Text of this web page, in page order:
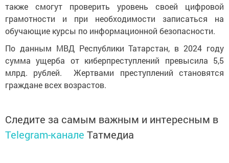
также смогут проверить уровень своей цифровой
грамотности и при необходимости записаться на
обучающие курсы по информационной безопасности.
По данным МВД Республики Татарстан, в 2024 году
сумма ущерба от киберпреступлений превысила 5,5
млрд. рублей. Жертвами преступлений становятся
граждане всех возрастов.
Следите за самым важным и интересным в
Telegram-канале Татмедиа